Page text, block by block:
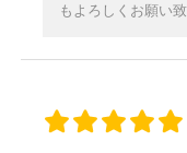
もよろしくお願い致